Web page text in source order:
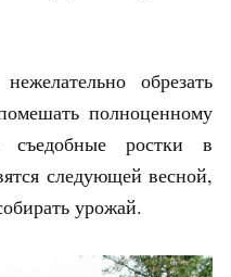
обрезать
полноценному
съедобные ростки в
следующей весной,
урожай.